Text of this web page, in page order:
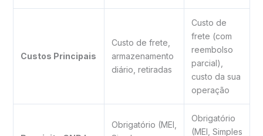
Custos Principais
Custo de frete,
armazenamento
diário, retiradas
Custo de
frete (com
reembolso
parcial),
custo da sua
operação
Obrigatório (MEI,
Obrigatório
(MEI, Simples